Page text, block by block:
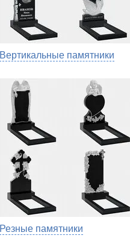
Вертикальные памятники
Резные памятники